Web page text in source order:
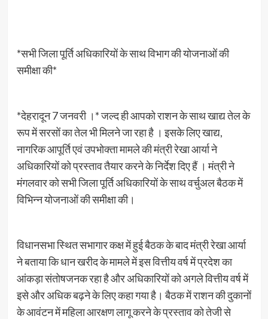
*सभी जिला पूर्ति अधिकारियों के साथ विभाग की योजनाओं की
समीक्षा की*
*देहरादून 7 जनवरी ।* जल्द ही आपको राशन के साथ खाद्य तेल के
रूप में सरसों का तेल भी मिलने जा रहा है । इसके लिए खाद्य,
नागरिक आपूर्ति एवं उपभोक्ता मामले की मंत्री रेखा आर्या ने
अधिकारियों को प्रस्ताव तैयार करने के निर्देश दिए हैं । मंत्री ने
मंगलवार को सभी जिला पूर्ति अधिकारियों के साथ वर्चुअल बैठक में
विभिन्न योजनाओं की समीक्षा की।
विधानसभा स्थित सभागार कक्ष में हुई बैठक के बाद मंत्री रेखा आर्या
ने बताया कि धान खरीद के मामले में इस वित्तीय वर्ष में प्रदेश का
आंकड़ा संतोषजनक रहा है और अधिकारियों को अगले वित्तीय वर्ष में
इसे और अधिक बढ़ने के लिए कहा गया है। बैठक में राशन की दुकानों
के आवंटन में महिला आरक्षण लागू करने के प्रस्ताव को तेजी से